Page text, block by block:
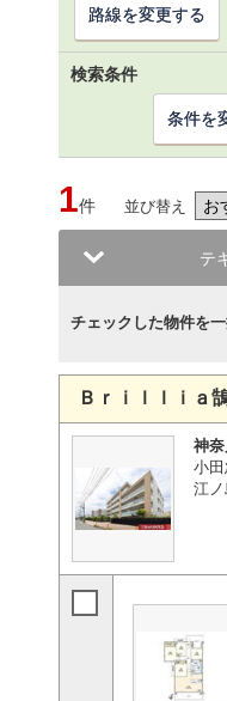
路線を変更する
検索条件
条件を
1件 並び替え
テ
チェックした物件を
Ｂｒｉｌｌｉａ
神
小
江